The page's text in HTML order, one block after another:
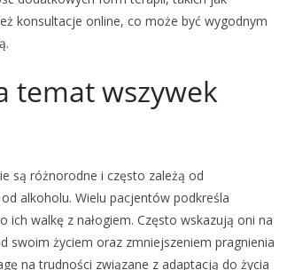
konsultacje online, co może być wygodnym
temat wszywek
są różnorodne i często zależą od
alkoholu. Wielu pacjentów podkreśla
walkę z nałogiem. Często wskazują oni na
swoim życiem oraz zmniejszeniem pragnienia
na trudności związane z adaptacją do życia